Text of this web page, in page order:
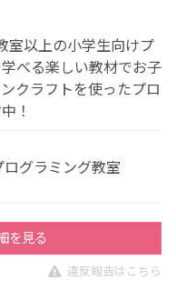
以上の小学生向けプ
べる楽しい教材でお子
クラフトを使ったプロ
！
グラミング教室
を見る
違反報告はこちら